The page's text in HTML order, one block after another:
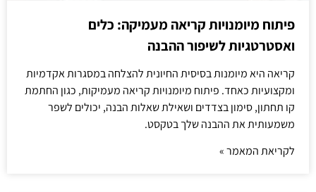
פיתוח מיומנויות קריאה מעמיקה: כלים
ואסטרטגיות לשיפור ההבנה
קריאה היא מיומנות בסיסית החיונית להצלחה במסגרות אקדמיות
ומקצועיות כאחד. פיתוח מיומנויות קריאה מעמיקות, כגון החתמת
קו תחתון, סימון בצדדים ושאילת שאלות הבנה, יכולים לשפר
משמעותית את ההבנה שלך בטקסט.
לקריאת המאמר »